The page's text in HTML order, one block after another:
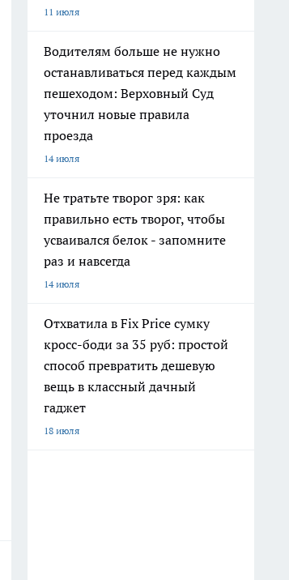
11 июля
Водителям больше не нужно
останавливаться перед каждым
пешеходом: Верховный Суд
уточнил новые правила
проезда
14 июля
Не тратьте творог зря: как
правильно есть творог, чтобы
усваивался белок - запомните
раз и навсегда
14 июля
Отхватила в Fix Price сумку
кросс-боди за 35 руб: простой
способ превратить дешевую
вещь в классный дачный
гаджет
18 июля